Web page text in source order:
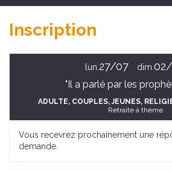
Inscription
lun. 27/07 dim.
"Il a parlé par les
ADULTE, COUPLES, JEUNES,
Retraite à thème
Vous recevrez prochainement une
demande.